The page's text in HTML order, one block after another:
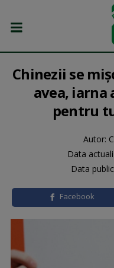
Chinezii se
avea, iarna
pentru
Autor:
Data
Data
Facebook